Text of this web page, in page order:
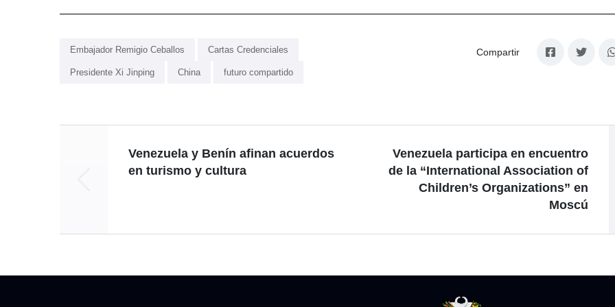
Embajador Remigio Ceballos Cartas Credenciales
Presidente Xi Jinping China futuro compartido
Compartir
Venezuela y Benín afinan acuerdos
en turismo y cultura
Venezuela participa en encuentro
de la “International Association of
Children’s Organizations” en
Moscú